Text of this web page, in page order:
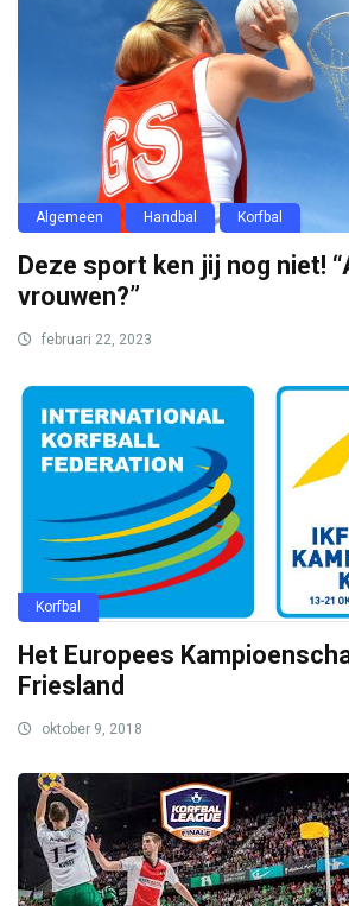
Algemeen Handbal Korfbal
Deze sport ken jij nog niet!
vrouwen?”
februari 22, 2023
Korfbal
Het Europees
Friesland
oktober 9, 2018